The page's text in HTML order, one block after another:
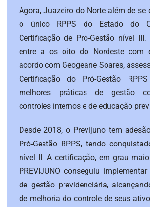
Agora, Juazeiro do Norte além de se
o único RPPS do Estado do
Certificação de Pró-Gestão nível III,
entre a os oito do Nordeste com
acordo com Geogeane Soares,
Certificação do Pró-Gestão
melhores práticas de gestão
controles internos e de educação
Desde 2018, o Previjuno tem
Pró-Gestão RPPS, tendo
nível II. A certificação, em grau
PREVIJUNO conseguiu
de gestão previdenciária,
de melhoria do controle de seus